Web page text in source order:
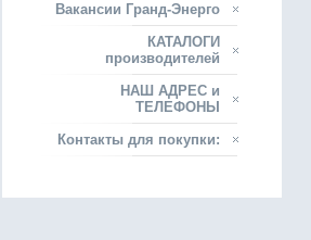
Вакансии Гранд-Энерго
КАТАЛОГИ
производителей
НАШ АДРЕС и
ТЕЛЕФОНЫ
Контакты для покупки: